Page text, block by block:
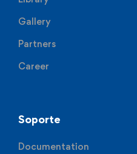
Gallery
Partners
Career
Soporte
Documentation